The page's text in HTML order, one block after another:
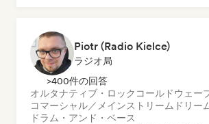
Piotr (Radio Kielce)
ラジオ局
>400件の回答
オルタナティブ・ロック コールドウェー
コマーシャル／メインストリーム ドリー
ドラム・アンド・ベース